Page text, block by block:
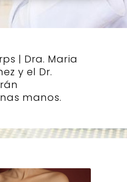
| Dra. Maria
y el Dr.
manos.